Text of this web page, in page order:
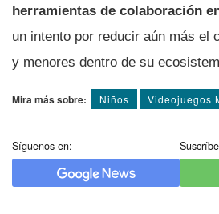
herramientas de colaboración
un intento por reducir aún más el
y menores dentro de su
Mira más sobre: Niños Videojuegos
Síguenos en: